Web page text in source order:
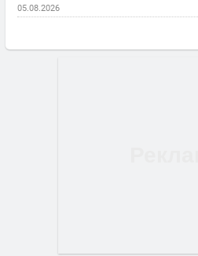
05.08.2026